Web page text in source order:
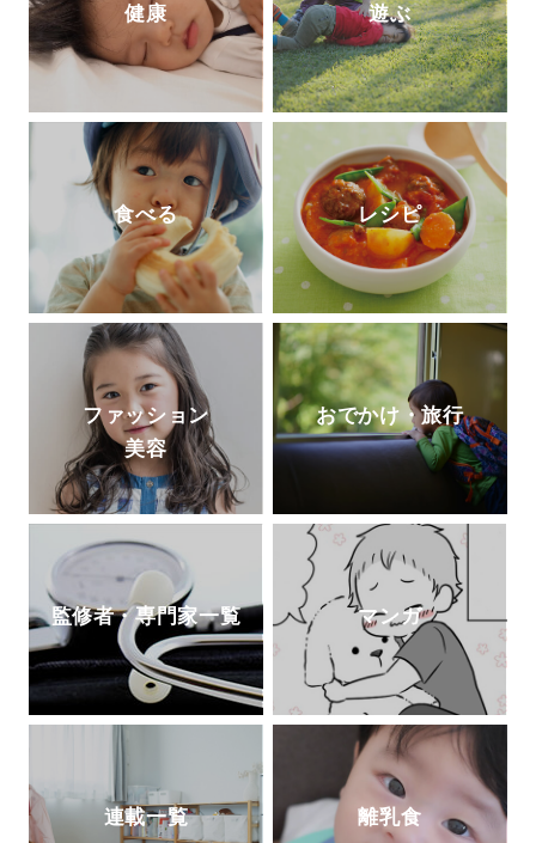
健康 遊ぶ
食べる レシピ
ファッション
美容
おでかけ・旅行
監修者・専門家一覧 マンガ
連載一覧 離乳食